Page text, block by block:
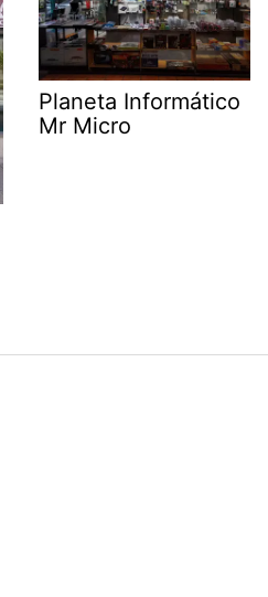
Planeta Informático
Mr Micro